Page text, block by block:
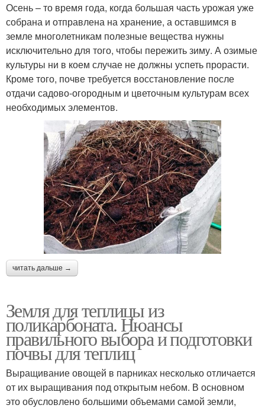
Осень – то время года, когда большая часть урожая уже
собрана и отправлена на хранение, а оставшимся в
земле многолетникам полезные вещества нужны
исключительно для того, чтобы пережить зиму. А озимые
культуры ни в коем случае не должны успеть прорасти.
Кроме того, почве требуется восстановление после
отдачи садово-огородным и цветочным культурам всех
необходимых элементов.
читать дальше →
Земля для теплицы из
поликарбоната. Нюансы
правильного выбора и подготовки
почвы для теплиц
Выращивание овощей в парниках несколько отличается
от их выращивания под открытым небом. В основном
это обусловлено большими объемами самой земли,